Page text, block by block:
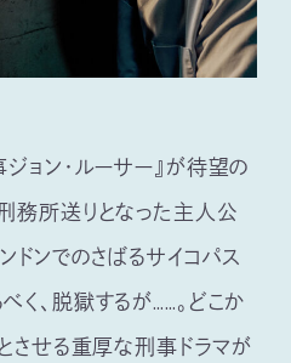
ョン・ルーサー』が待望の
務所送りとなった主人公
ドンでのさばるサイコパス
く、脱獄するが……。どこか
させる重厚な刑事ドラマが